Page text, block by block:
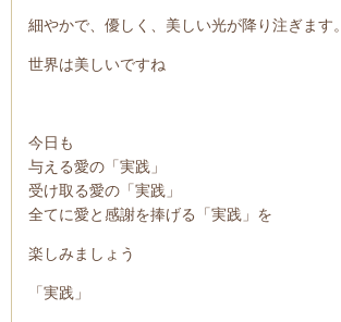
細やかで、優しく、美しい光が降り注ぎます。
世界は美しいですね
今日も
与える愛の「実践」
受け取る愛の「実践」
全てに愛と感謝を捧げる「実践」を
楽しみましょう
「実践」